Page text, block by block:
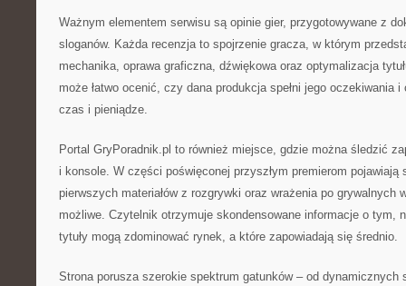
Ważnym elementem serwisu są opinie gier, przygotowywane z
sloganów. Każda recenzja to spojrzenie gracza, w którym
mechanika, oprawa graficzna, dźwiękowa oraz optymalizacja
może łatwo ocenić, czy dana produkcja spełni jego oczekiwania
czas i pieniądze.
Portal GryPoradnik.pl to również miejsce, gdzie można śledzić
i konsole. W części poświęconej przyszłym premierom pojawiają
pierwszych materiałów z rozgrywki oraz wrażenia po grywalnych
możliwe. Czytelnik otrzymuje skondensowane informacje o tym,
tytuły mogą zdominować rynek, a które zapowiadają się średnio.
Strona porusza szerokie spektrum gatunków – od dynamicznych